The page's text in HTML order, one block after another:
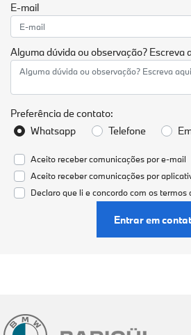
E-mail
Alguma dúvida ou observação? Escreva
Preferência de contato:
Whatsapp
Telefone
Aceito receber comunicações por e-mail
Aceito receber comunicações por
Declaro que li e concordo com os termos
Entrar em